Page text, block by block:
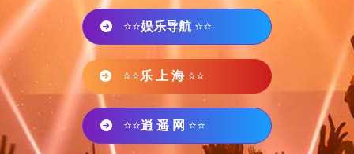
⭐⭐娱乐导航 ⭐⭐
⭐⭐乐 上 海 ⭐⭐
⭐⭐逍 遥 网 ⭐⭐